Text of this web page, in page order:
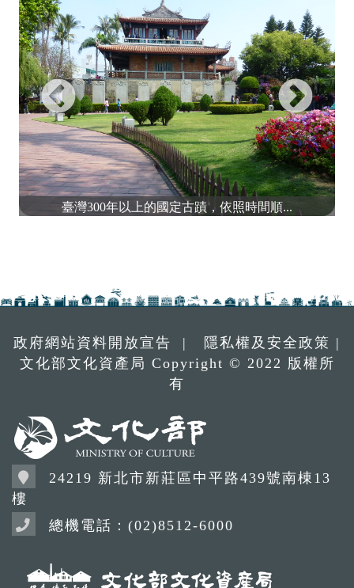
臺灣300年以上的國定古蹟，依照時間順...
政府網站資料開放宣告 | 隱私權及安全政策 |
文化部文化資產局 Copyright © 2022 版權所
有
24219 新北市新莊區中平路439號南棟13
樓
總機電話：(02)8512-6000